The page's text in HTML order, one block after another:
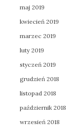
maj 2019
kwiecień 2019
marzec 2019
luty 2019
styczeń 2019
grudzień 2018
listopad 2018
październik 2018
wrzesień 2018